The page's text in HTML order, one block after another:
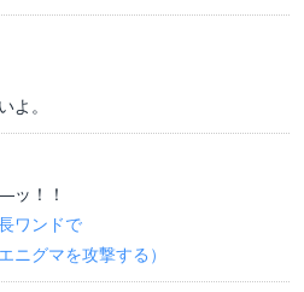
。
ッ！！
ワンドで
ニグマを攻撃する）